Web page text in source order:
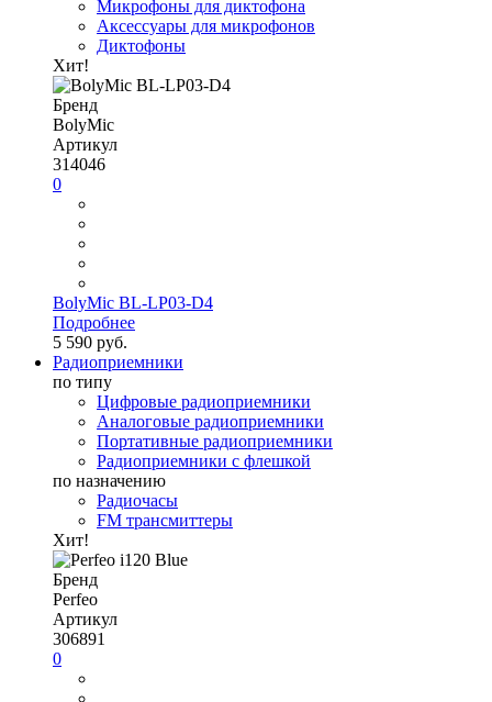
Микрофоны для диктофона
Аксессуары для микрофонов
Диктофоны
Хит!
Бренд
BolyMic
Артикул
314046
0
BolyMic BL-LP03-D4
Подробнее
5 590 руб.
Радиоприемники
по типу
Цифровые радиоприемники
Аналоговые радиоприемники
Портативные радиоприемники
Радиоприемники с флешкой
по назначению
Радиочасы
FM трансмиттеры
Хит!
Бренд
Perfeo
Артикул
306891
0